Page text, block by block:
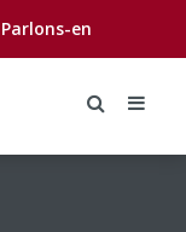
Parlons-en